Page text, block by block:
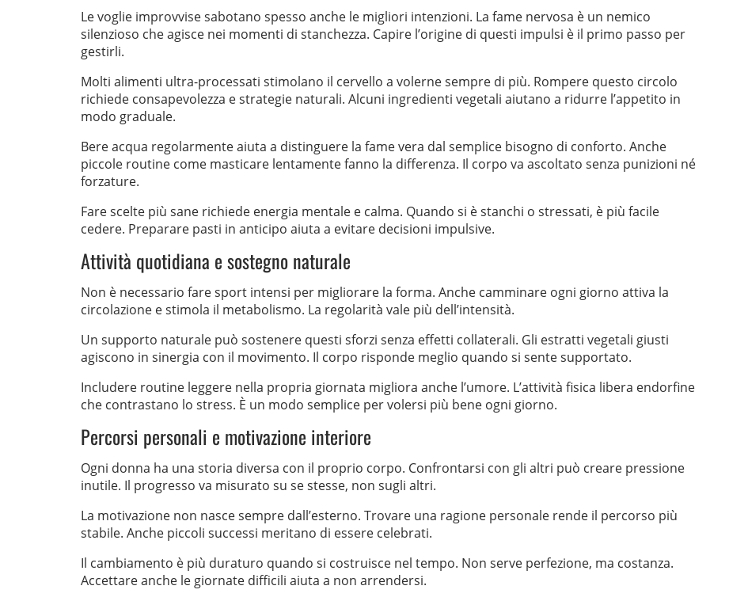
Le voglie improvvise sabotano spesso anche le migliori intenzioni. La fame nervosa è un nemico
silenzioso che agisce nei momenti di stanchezza. Capire l’origine di questi impulsi è il primo passo per
gestirli.
Molti alimenti ultra-processati stimolano il cervello a volerne sempre di più. Rompere questo circolo
richiede consapevolezza e strategie naturali. Alcuni ingredienti vegetali aiutano a ridurre l’appetito in
modo graduale.
Bere acqua regolarmente aiuta a distinguere la fame vera dal semplice bisogno di conforto. Anche
piccole routine come masticare lentamente fanno la differenza. Il corpo va ascoltato senza punizioni né
forzature.
Fare scelte più sane richiede energia mentale e calma. Quando si è stanchi o stressati, è più facile
cedere. Preparare pasti in anticipo aiuta a evitare decisioni impulsive.
Attività quotidiana e sostegno naturale
Non è necessario fare sport intensi per migliorare la forma. Anche camminare ogni giorno attiva la
circolazione e stimola il metabolismo. La regolarità vale più dell’intensità.
Un supporto naturale può sostenere questi sforzi senza effetti collaterali. Gli estratti vegetali giusti
agiscono in sinergia con il movimento. Il corpo risponde meglio quando si sente supportato.
Includere routine leggere nella propria giornata migliora anche l’umore. L’attività fisica libera endorfine
che contrastano lo stress. È un modo semplice per volersi più bene ogni giorno.
Percorsi personali e motivazione interiore
Ogni donna ha una storia diversa con il proprio corpo. Confrontarsi con gli altri può creare pressione
inutile. Il progresso va misurato su se stesse, non sugli altri.
La motivazione non nasce sempre dall’esterno. Trovare una ragione personale rende il percorso più
stabile. Anche piccoli successi meritano di essere celebrati.
Il cambiamento è più duraturo quando si costruisce nel tempo. Non serve perfezione, ma costanza.
Accettare anche le giornate difficili aiuta a non arrendersi.